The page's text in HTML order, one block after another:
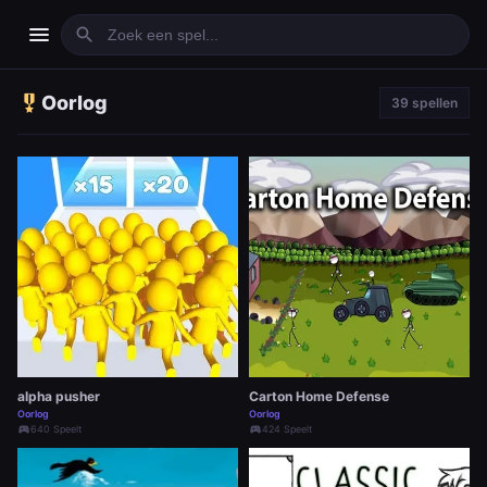
menu search
military_tech Oorlog 39 spellen
alpha pusher
Oorlog
sports_esports640 Speelt
Carton Home Defense
Oorlog
sports_esports424 Speelt